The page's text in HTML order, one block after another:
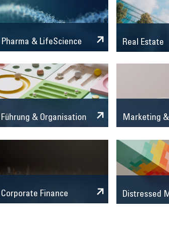
Pharma & LifeScience Real Estate
Führung & Organisation Marketing
Corporate Finance Distressed